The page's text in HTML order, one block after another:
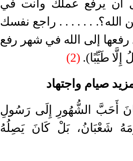
أن يرفع عملك وأنت في
. . . . . . راجع نفسك
رفعها إلى الله في شهر رفع
إِلَّا طَيِّبًا).
(2)
صيام واجتهاد
أَحَبَّ الشُّهُورِ إِلَى رَسُولِ
شَعْبَانُ، بَلْ كَانَ يَصِلُهُ